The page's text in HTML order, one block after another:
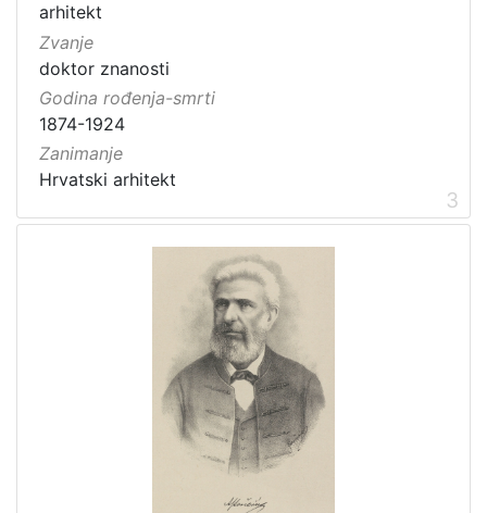
arhitekt
Zvanje
doktor znanosti
Godina rođenja-smrti
1874-1924
Zanimanje
Hrvatski arhitekt
3